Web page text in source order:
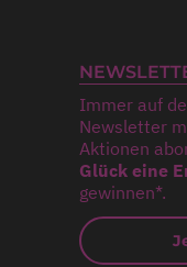
Immer auf
Newsletter
Aktionen
Glück eine
gewinnen*.